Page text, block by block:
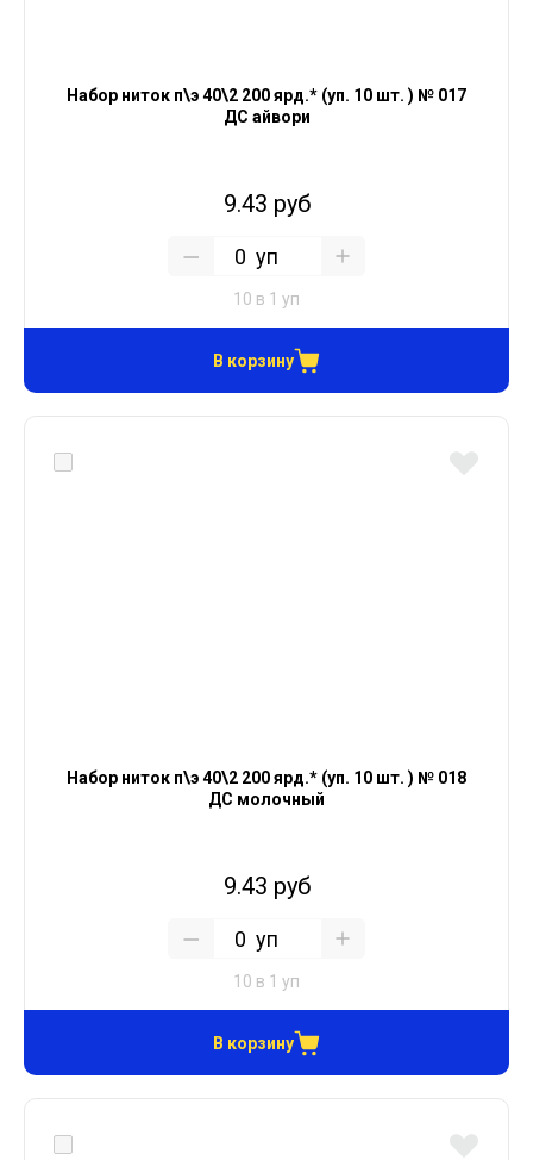
Набор ниток п\э 40\2 200 ярд.* (уп. 10 шт. ) № 017
ДС айвори
9.43 руб
уп
10 в 1 уп
В корзину
Набор ниток п\э 40\2 200 ярд.* (уп. 10 шт. ) № 018
ДС молочный
9.43 руб
уп
10 в 1 уп
В корзину